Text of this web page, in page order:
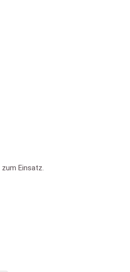
zum Einsatz.